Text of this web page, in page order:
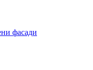
фасади